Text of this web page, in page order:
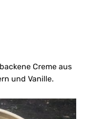
Creme aus
und Vanille.